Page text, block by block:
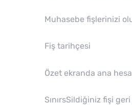
Muhasebe fişlerinizi
Fiş tarihçesi
Özet ekranda ana
SınırsSildiğiniz fişi